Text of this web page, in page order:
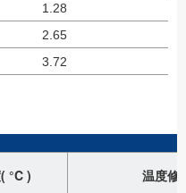
1.28
2.65
3.72
°C ) 温度修